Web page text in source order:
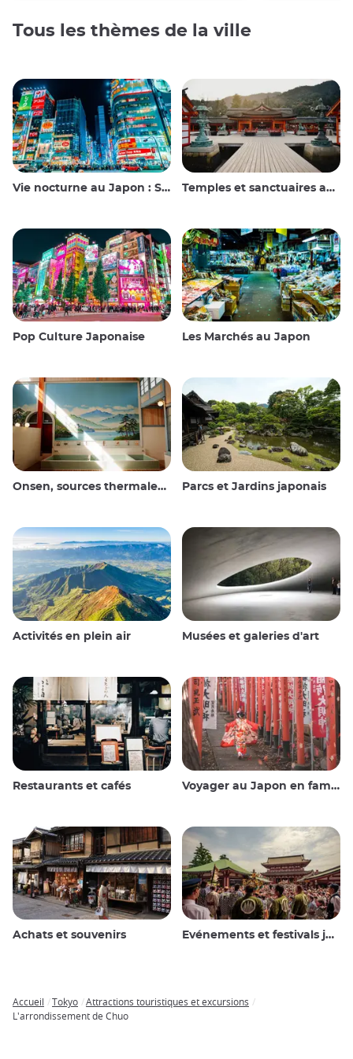
Tous les thèmes de la ville
Vie nocturne au Japon : Sortir, voir et boire Temples et sanctuaires au Japon
Pop Culture Japonaise Les Marchés au Japon
Onsen, sources thermales et bains publics Parcs et Jardins japonais
Activités en plein air Musées et galeries d'art
Restaurants et cafés Voyager au Japon en famille
Achats et souvenirs Evénements et festivals japonais
Breadcrumb
Accueil Tokyo
Attractions touristiques et excursions
L'arrondissement de Chuo